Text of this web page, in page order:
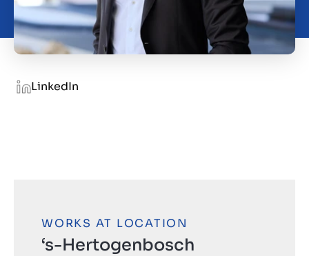
LinkedIn
WORKS AT LOCATION
‘s-Hertogenbosch